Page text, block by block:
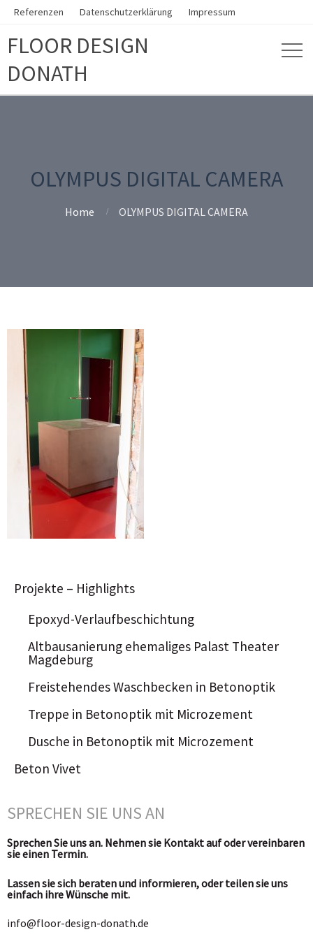
Referenzen Datenschutzerklärung Impressum
FLOOR DESIGN
DONATH
OLYMPUS DIGITAL CAMERA
Home OLYMPUS DIGITAL CAMERA
Projekte – Highlights
Epoxyd-Verlaufbeschichtung
Altbausanierung ehemaliges Palast Theater
Magdeburg
Freistehendes Waschbecken in Betonoptik
Treppe in Betonoptik mit Microzement
Dusche in Betonoptik mit Microzement
Beton Vivet
SPRECHEN SIE UNS AN
Sprechen Sie uns an. Nehmen sie Kontakt auf oder vereinbaren
sie einen Termin.
Lassen sie sich beraten und informieren, oder teilen sie uns
einfach ihre Wünsche mit.
info@floor-design-donath.de